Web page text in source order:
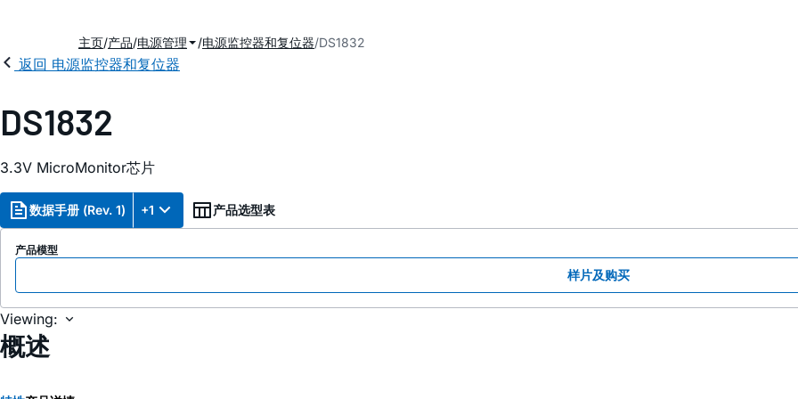
主页 产品 电源管理 电源监控器和复位器 DS1832
返回 电源监控器和复位器
DS1832
3.3V MicroMonitor芯片
数据手册 (Rev. 1) +1 产品选型表
产品模型
样片及购买
Viewing:
概述